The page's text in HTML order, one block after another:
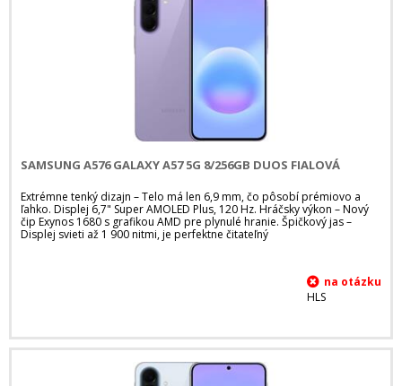
SAMSUNG A576 GALAXY A57 5G 8/256GB DUOS FIALOVÁ
Extrémne tenký dizajn – Telo má len 6,9 mm, čo pôsobí prémiovo a
ľahko. Displej 6,7" Super AMOLED Plus, 120 Hz. Hráčsky výkon – Nový
čip Exynos 1680 s grafikou AMD pre plynulé hranie. Špičkový jas –
Displej svieti až 1 900 nitmi, je perfektne čitateľný
HLS